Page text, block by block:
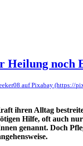
Heilung noch
auf Pixabay (https://
ihren Alltag
Hilfe, oft auch
genannt. Doch